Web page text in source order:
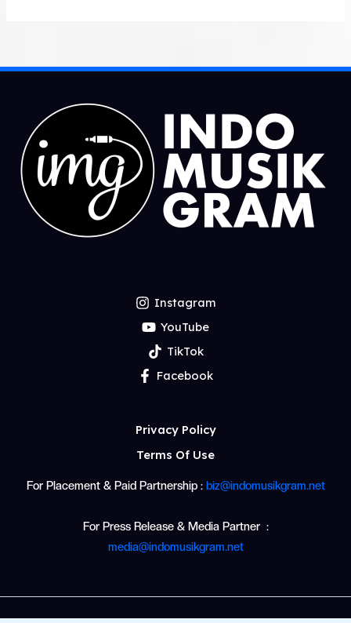
Instagram
YouTube
TikTok
Facebook
Privacy Policy
Terms Of Use
For Placement & Paid Partnership : biz@indomusikgram.net
For Press Release & Media Partner :
media@indomusikgram.net